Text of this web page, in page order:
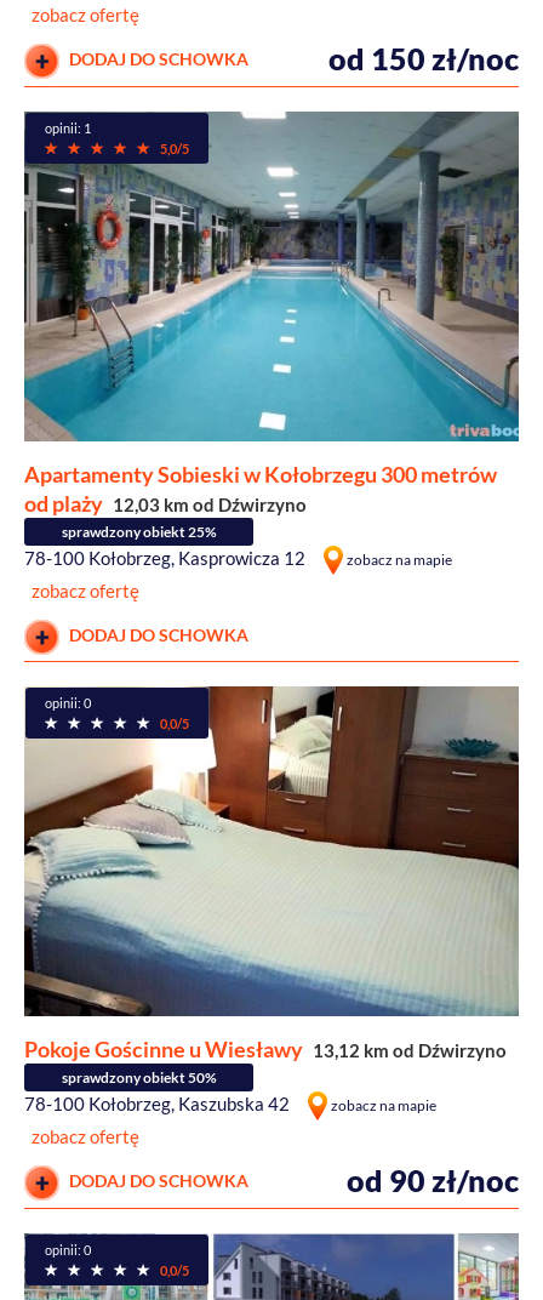
zobacz ofertę
DODAJ DO SCHOWKA od 150 zł/noc
opinii: 1
5,0/5
Apartamenty Sobieski w Kołobrzegu 300 metrów
od plaży 12,03 km od Dźwirzyno
sprawdzony obiekt 25%
78-100 Kołobrzeg, Kasprowicza 12 zobacz na mapie
zobacz ofertę
DODAJ DO SCHOWKA
opinii: 0
0,0/5
Pokoje Gościnne u Wiesławy 13,12 km od Dźwirzyno
sprawdzony obiekt 50%
78-100 Kołobrzeg, Kaszubska 42 zobacz na mapie
zobacz ofertę
DODAJ DO SCHOWKA od 90 zł/noc
opinii: 0
0,0/5